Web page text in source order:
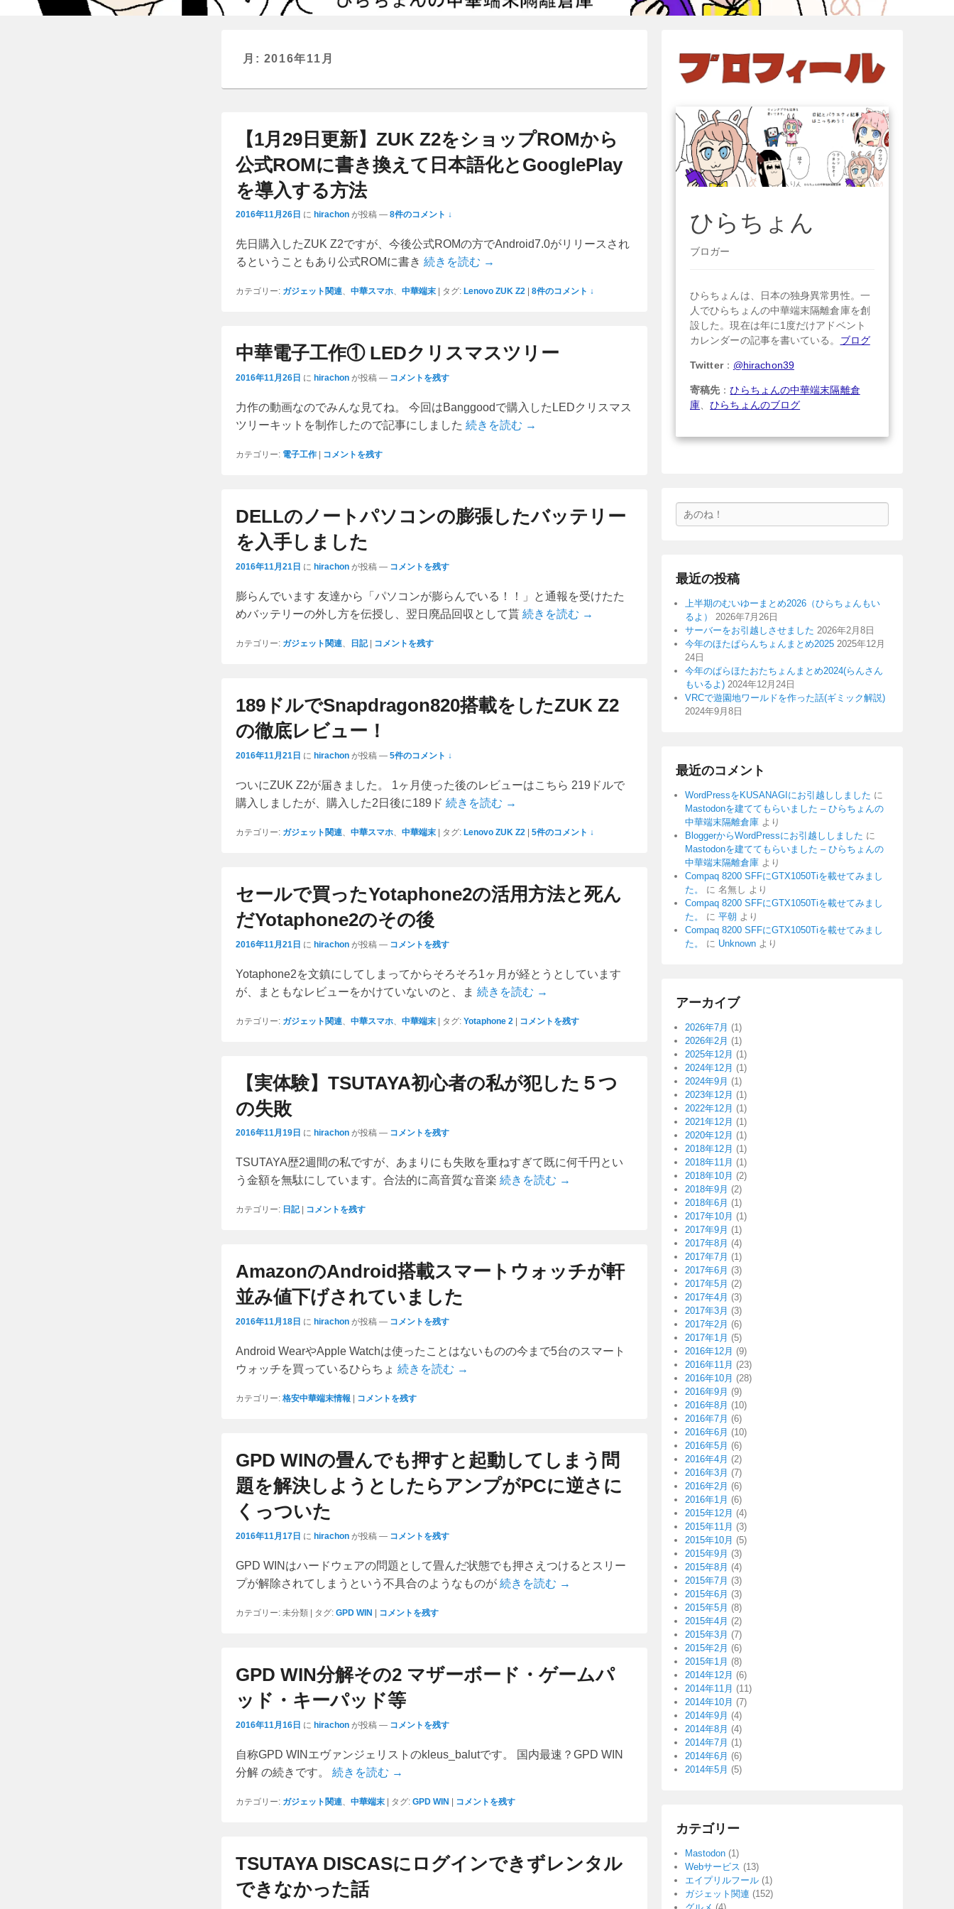
月: 2016年11月
【1月29日更新】ZUK Z2をショップROMから
公式ROMに書き換えて日本語化とGooglePlay
を導入する方法
2016年11月26日 に hirachon が投稿 — 8件のコメント ↓
先日購入したZUK Z2ですが、今後公式ROMの方でAndroid7.0がリリースされ
るということもあり公式ROMに書き 続きを読む →
カテゴリー: ガジェット関連、 中華スマホ、 中華端末 タグ: Lenovo ZUK Z2 8件のコメント ↓
中華電子工作① LEDクリスマスツリー
2016年11月26日 に hirachon が投稿 — コメントを残す
力作の動画なのでみんな見てね。 今回はBanggoodで購入したLEDクリスマス
ツリーキットを制作したので記事にしました 続きを読む →
カテゴリー: 電子工作 コメントを残す
DELLのノートパソコンの膨張したバッテリー
を入手しました
2016年11月21日 に hirachon が投稿 — コメントを残す
膨らんでいます 友達から「パソコンが膨らんでいる！！」と通報を受けたた
めバッテリーの外し方を伝授し、翌日廃品回収として貰 続きを読む →
カテゴリー: ガジェット関連、 日記 コメントを残す
189ドルでSnapdragon820搭載をしたZUK Z2
の徹底レビュー！
2016年11月21日 に hirachon が投稿 — 5件のコメント ↓
ついにZUK Z2が届きました。 1ヶ月使った後のレビューはこちら 219ドルで
購入しましたが、購入した2日後に189ド 続きを読む →
カテゴリー: ガジェット関連、 中華スマホ、 中華端末 | タグ: Lenovo ZUK Z2 | 5件のコメント ↓
セールで買ったYotaphone2の活用方法と死ん
だYotaphone2のその後
2016年11月21日 に hirachon が投稿 — コメントを残す
Yotaphone2を文鎮にしてしまってからそろそろ1ヶ月が経とうとしています
が、まともなレビューをかけていないのと、ま 続きを読む →
カテゴリー: ガジェット関連 中華スマホ 中華端末 | タグ: Yotaphone 2 | コメントを残す
【実体験】TSUTAYA初心者の私が犯した５つ
の失敗
2016年11月19日 に hirachon が投稿 — コメントを残す
TSUTAYA歴2週間の私ですが、あまりにも失敗を重ねすぎて既に何千円とい
う金額を無駄にしています。合法的に高音質な音楽 続きを読む →
カテゴリー: 日記 コメントを残す
AmazonのAndroid搭載スマートウォッチが軒
並み値下げされていました
2016年11月18日 に hirachon が投稿 — コメントを残す
Android WearやApple Watchは使ったことはないものの今まで5台のスマート
ウォッチを買っているひらちょ 続きを読む →
カテゴリー: 格安中華端末情報 コメントを残す
GPD WINの畳んでも押すと起動してしまう問
題を解決しようとしたらアンプがPCに逆さに
くっついた
2016年11月17日 に hirachon が投稿 — コメントを残す
GPD WINはハードウェアの問題として畳んだ状態でも押さえつけるとスリー
プが解除されてしまうという不具合のようなものが 続きを読む →
カテゴリー: 未分類 タグ: GPD WIN コメントを残す
GPD WIN分解その2 マザーボード・ゲームパ
ッド・キーパッド等
2016年11月16日 に hirachon が投稿 — コメントを残す
自称GPD WINエヴァンジェリストのkleus_balutです。 国内最速？GPD WIN
分解 の続きです。 続きを読む →
カテゴリー: ガジェット関連 中華端末 | タグ: GPD WIN | コメントを残す
TSUTAYA DISCASにログインできずレンタル
できなかった話
ひらちょん
ブロガー
ひらちょんは、日本の独身異常男性。一
人でひらちょんの中華端末隔離倉庫を創
設した。現在は年に1度だけアドベント
カレンダーの記事を書いている。 ブログ
Twitter： @hirachon39
寄稿先 ：ひらちょんの中華端末隔離倉
庫 、ひらちょんのブログ
索
最近の投稿
上半期のむいゆーまとめ2026（ひらちょんもい
るよ）
2026年7月26日
サーバーをお引越しさせました 2026年2月8日
今年のほたぱらんちょんまとめ2025 2025年12月
24日
今年のぱらほたおたちょんまとめ2024(らんさん
もいるよ) 2024年12月24日
VRCで遊園地ワールドを作った話(ギミック解説)
2024年9月8日
最近のコメント
WordPressをKUSANAGIにお引越ししました に
Mastodonを建ててもらいました – ひらちょんの
中華端末隔離倉庫 より
BloggerからWordPressにお引越ししました に
Mastodonを建ててもらいました – ひらちょんの
中華端末隔離倉庫 より
Compaq 8200 SFFにGTX1050Tiを載せてみまし
た。
に 名無し より
Compaq 8200 SFFにGTX1050Tiを載せてみまし
た。
に 平朝 より
Compaq 8200 SFFにGTX1050Tiを載せてみまし
た。
に Unknown より
アーカイブ
2026年7月 (1)
2026年2月 (1)
2025年12月 (1)
2024年12月 (1)
2024年9月 (1)
2023年12月 (1)
2022年12月 (1)
2021年12月 (1)
2020年12月 (1)
2018年12月 (1)
2018年11月 (1)
2018年10月 (2)
2018年9月 (2)
2018年6月 (1)
2017年10月 (1)
2017年9月 (1)
2017年8月 (4)
2017年7月 (1)
2017年6月 (3)
2017年5月 (2)
2017年4月 (3)
2017年3月 (3)
2017年2月 (6)
2017年1月 (5)
2016年12月 (9)
2016年11月 (23)
2016年10月 (28)
2016年9月 (9)
2016年8月 (10)
2016年7月 (6)
2016年6月 (10)
2016年5月 (6)
2016年4月 (2)
2016年3月 (7)
2016年2月 (6)
2016年1月 (6)
2015年12月 (4)
2015年11月 (3)
2015年10月 (5)
2015年9月 (3)
2015年8月 (4)
2015年7月 (3)
2015年6月 (3)
2015年5月 (8)
2015年4月 (2)
2015年3月 (7)
2015年2月 (6)
2015年1月 (8)
2014年12月 (6)
2014年11月 (11)
2014年10月 (7)
2014年9月 (4)
2014年8月 (4)
2014年7月 (1)
2014年6月 (6)
2014年5月 (5)
カテゴリー
Mastodon (1)
Webサービス (13)
エイプリルフール (1)
ガジェット関連 (152)